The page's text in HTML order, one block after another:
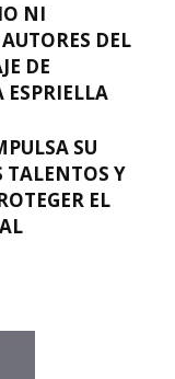
NI
DEL
DE
SU
TALENTOS Y
EL